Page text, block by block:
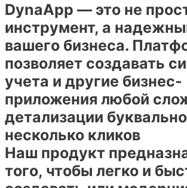
DynaApp — это не
инструмент, а
вашего бизнеса.
позволяет создавать
учета и другие бизнес-
приложения любой
детализации
несколько кликов
Наш продукт
того, чтобы легко и